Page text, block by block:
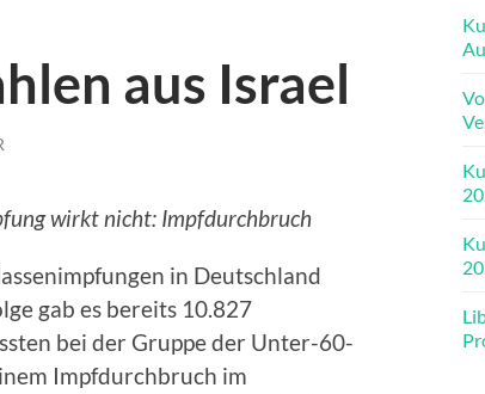
aus Israel
wirkt nicht: Impfdurchbruch
in Deutschland
gab es bereits 10.827
bei der Gruppe der Unter-60-
Impfdurchbruch im